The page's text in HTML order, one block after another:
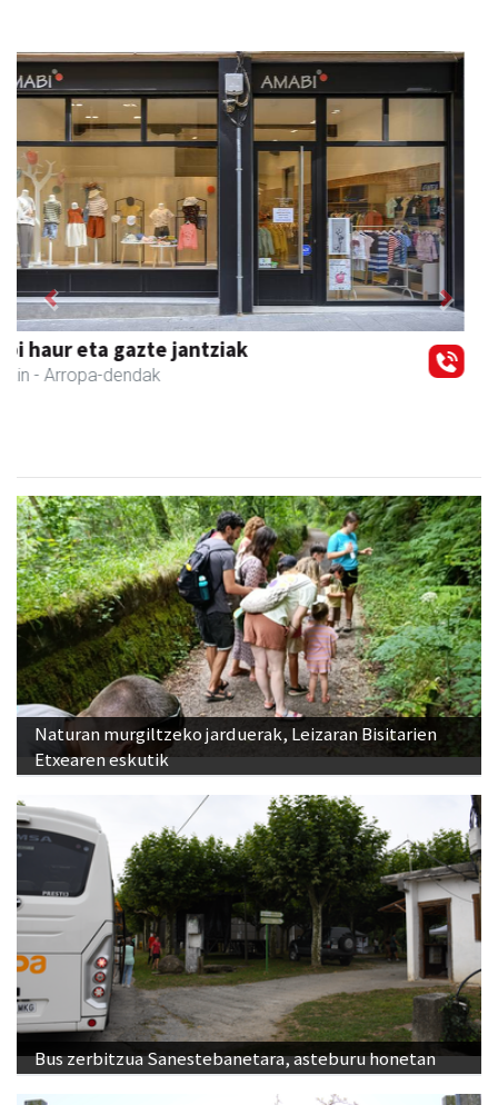
Amasa kafetegia
Amasa-Villabona - Gozotegiak
Previous Next
Naturan murgiltzeko jarduerak, Leizaran Bisitarien
Etxearen eskutik
Bus zerbitzua Sanestebanetara, asteburu honetan